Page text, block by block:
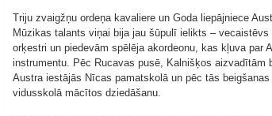
Triju zvaigžņu ordeņa kavaliere un Goda liepājniece
Mūzikas talants viņai bija jau šūpulī ielikts –
orķestri un piedevām spēlēja akordeonu, kas kļuva par
instrumentu. Pēc Rucavas pusē, Kalnišķos aizvadītām
Austra iestājās Nīcas pamatskolā un pēc tās
vidusskolā mācītos dziedāšanu.